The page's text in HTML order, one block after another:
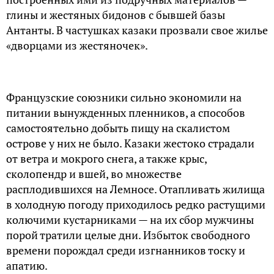
глины и жестяных бидонов с бывшей базы
Антанты. В частушках казаки прозвали свое жилье
«дворцами из жестяночек».
Французские союзники сильно экономили на
питании вынужденных пленников, а способов
самостоятельно добыть пищу на скалистом
острове у них не было. Казаки жестоко страдали
от ветра и мокрого снега, а также крыс,
сколопендр и вшей, во множестве
расплодившихся на Лемносе. Отапливать жилища
в холодную погоду приходилось редко растущими
колючими кустарниками — на их сбор мужчины
порой тратили целые дни. Избыток свободного
времени порождал среди изгнанников тоску и
апатию.